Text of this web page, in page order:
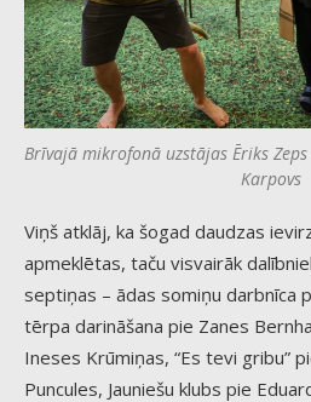
Brīvajā mikrofonā uzstājas Ēriks
Karpovs
Viņš atklāj, ka šogad daudzas
apmeklētas, taču visvairāk
septiņas – ādas somiņu darbnīca
tērpa darināšana pie Zanes
Ineses Krūmiņas, “Es tevi gribu”
Puncules, Jauniešu klubs pie